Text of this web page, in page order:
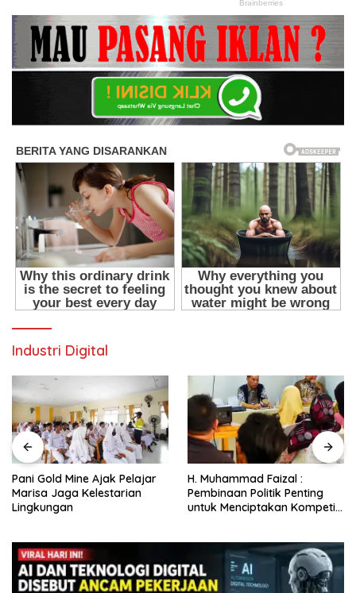
Industri Digital
Pani Gold Mine Ajak Pelajar
Marisa Jaga Kelestarian
Lingkungan
H. Muhammad Faizal :
Pembinaan Politik Penting
untuk Menciptakan Kompetisi